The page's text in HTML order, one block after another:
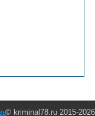
© kriminal78.ru 2015-2026